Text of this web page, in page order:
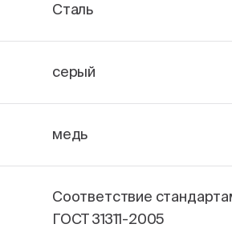
Сталь
серый
медь
Соответствие
ГОСТ 31311-2005